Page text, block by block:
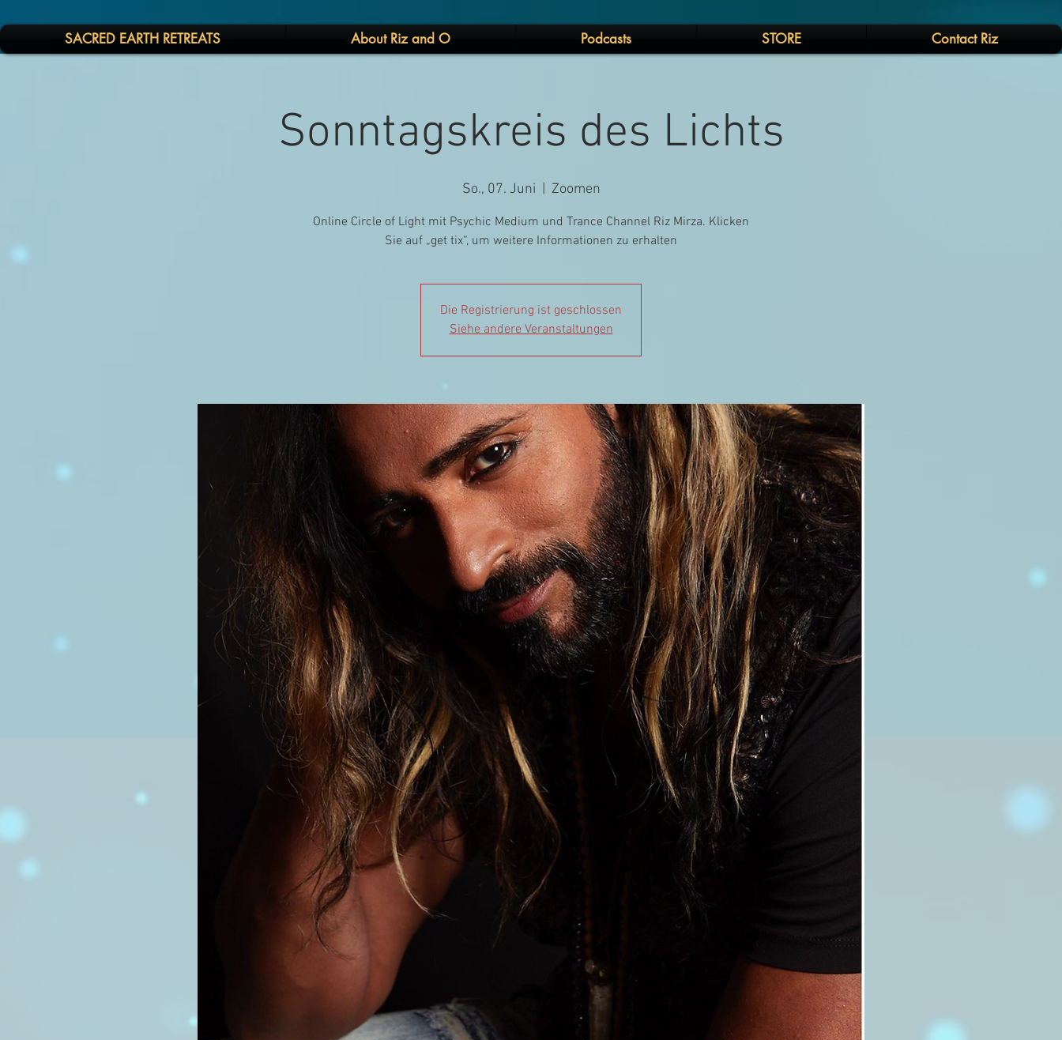
SACRED EARTH RETREATS About Riz and O Podcasts STORE Contact Riz
Sonntagskreis des Lichts
So., 07. Juni Zoomen
Online Circle of Light mit Psychic Medium und Trance Channel Riz Mirza. Klicken
Sie auf „get tix“, um weitere Informationen zu erhalten
Die Registrierung ist geschlossen
Siehe andere Veranstaltungen